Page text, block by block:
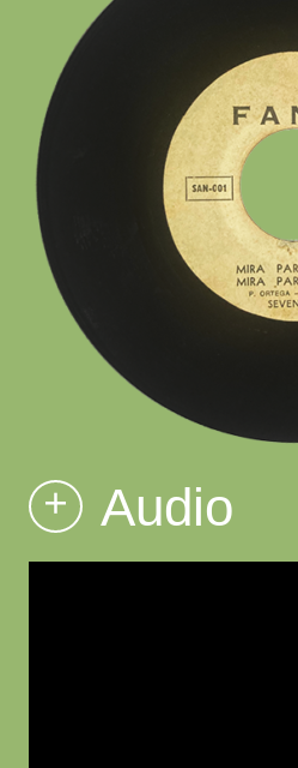
+ Audio